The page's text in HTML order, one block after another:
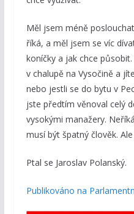
Měl jsem méně
říká, a měl jsem se víc
koníčky a jak chce
v chalupě na Vysočině a
nebo jestli se do bytu v
jste předtím věnoval celý
vysokými manažery.
musí být špatný člověk.
Ptal se Jaroslav Polanský.
Publikováno na